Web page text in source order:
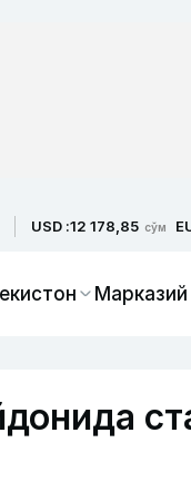
USD :12 178,85 сўм